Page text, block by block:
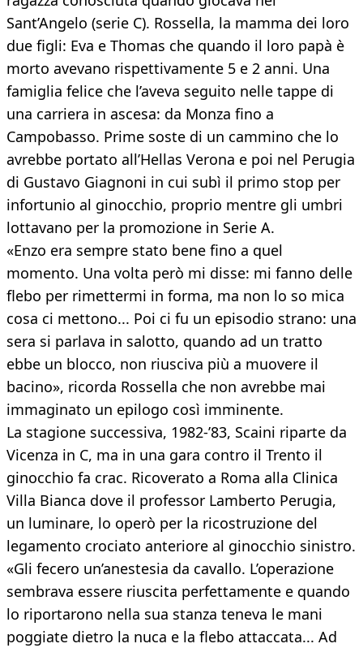
Sant’Angelo (serie C). Rossella, la mamma dei loro
due figli: Eva e Thomas che quando il loro papà è
morto avevano rispettivamente 5 e 2 anni. Una
famiglia felice che l’aveva seguito nelle tappe di
una carriera in ascesa: da Monza fino a
Campobasso. Prime soste di un cammino che lo
avrebbe portato all’Hellas Verona e poi nel Perugia
di Gustavo Giagnoni in cui subì il primo stop per
infortunio al ginocchio, proprio mentre gli umbri
lottavano per la promozione in Serie A.
«Enzo era sempre stato bene fino a quel
momento. Una volta però mi disse: mi fanno delle
flebo per rimettermi in forma, ma non lo so mica
cosa ci mettono... Poi ci fu un episodio strano: una
sera si parlava in salotto, quando ad un tratto
ebbe un blocco, non riusciva più a muovere il
bacino», ricorda Rossella che non avrebbe mai
immaginato un epilogo così imminente.
La stagione successiva, 1982-’83, Scaini riparte da
Vicenza in C, ma in una gara contro il Trento il
ginocchio fa crac. Ricoverato a Roma alla Clinica
Villa Bianca dove il professor Lamberto Perugia,
un luminare, lo operò per la ricostruzione del
legamento crociato anteriore al ginocchio sinistro.
«Gli fecero un’anestesia da cavallo. L’operazione
sembrava essere riuscita perfettamente e quando
lo riportarono nella sua stanza teneva le mani
poggiate dietro la nuca e la flebo attaccata... Ad